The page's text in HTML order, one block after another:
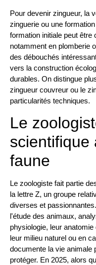
Pour devenir zingueur, la
zinguerie ou une
formation initiale peut
notamment en plomberie
des débouchés
vers la construction
durables. On distingue
zingueur couvreur ou le
particularités techniques.
Le
scientifique
faune
Le zoologiste fait partie
la lettre Z, un groupe
diverses et
l'étude des animaux,
physiologie, leur
leur milieu naturel ou en
documente la vie animale
protéger. En 2025, alors